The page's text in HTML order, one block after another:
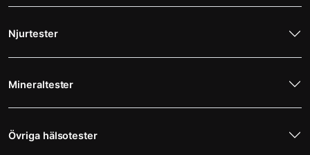
Njurtester
Mineraltester
Övriga hälsotester